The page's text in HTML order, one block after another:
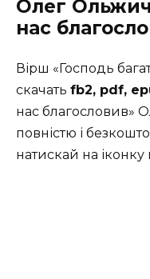
Олег
нас
Вірш «Господь
скачать fb2, pdf,
нас благословив»
повністю і
натискай на іконку